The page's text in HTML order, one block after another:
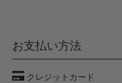
お支払い方法
クレジットカード